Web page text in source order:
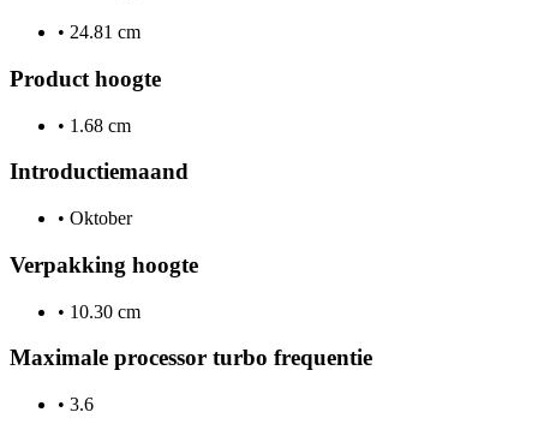
• 24.81 cm
Product hoogte
• 1.68 cm
Introductiemaand
• Oktober
Verpakking hoogte
• 10.30 cm
Maximale processor turbo frequentie
• 3.6